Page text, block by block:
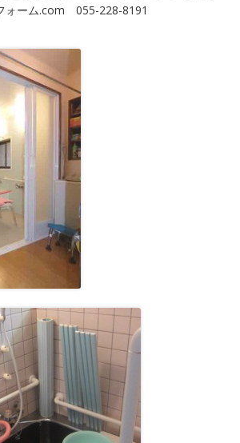
ォーム.com 055-228-8191